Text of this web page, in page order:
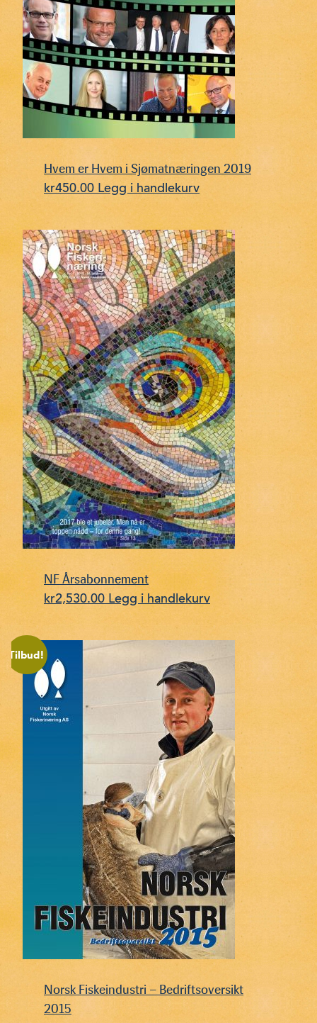
Hvem er Hvem i Sjømatnæringen 2019
kr450.00 Legg i handlekurv
NF Årsabonnement
kr2,530.00 Legg i handlekurv
Tilbud!
Norsk Fiskeindustri – Bedriftsoversikt
2015